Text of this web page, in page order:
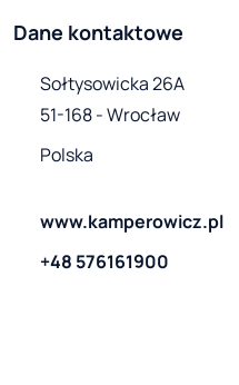
Dane kontaktowe
Sołtysowicka 26A
51-168 - Wrocław
Polska
www.kamperowicz.pl
+48 576161900